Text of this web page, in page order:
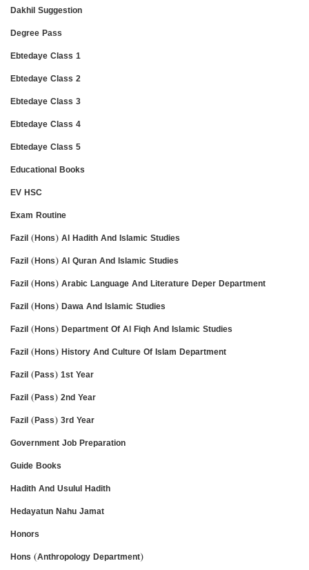
Dakhil Suggestion
Degree Pass
Ebtedaye Class 1
Ebtedaye Class 2
Ebtedaye Class 3
Ebtedaye Class 4
Ebtedaye Class 5
Educational Books
EV HSC
Exam Routine
Fazil (Hons) Al Hadith And Islamic Studies
Fazil (Hons) Al Quran And Islamic Studies
Fazil (Hons) Arabic Language And Literature Deper Department
Fazil (Hons) Dawa And Islamic Studies
Fazil (Hons) Department Of Al Fiqh And Islamic Studies
Fazil (Hons) History And Culture Of Islam Department
Fazil (Pass) 1st Year
Fazil (Pass) 2nd Year
Fazil (Pass) 3rd Year
Government Job Preparation
Guide Books
Hadith And Usulul Hadith
Hedayatun Nahu Jamat
Honors
Hons (Anthropology Department)